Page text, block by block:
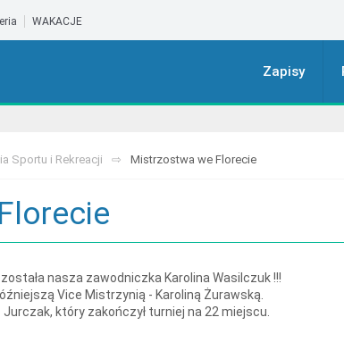
WAKACJE
Zapisy
Sportu i Rekreacji Mistrzostwa we Florecie
nasza zawodniczka Karolina Wasilczuk !!!
Vice Mistrzynią - Karoliną Żurawską.
który zakończył turniej na 22 miejscu.